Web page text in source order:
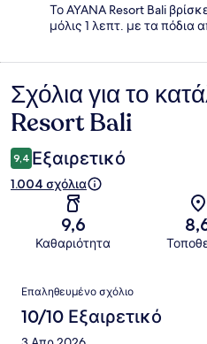
Το AYANA Resort Bali
μόλις 1 λεπτ. με τα πόδια
Σχόλια
Σχόλια για το
Resort Bali
9,4 Εξαιρετικό
1.004 σχόλια
9,6
Καθαριότητα
Σχόλια
Επαληθευμένο σχόλιο
10/10 Εξαιρετικό